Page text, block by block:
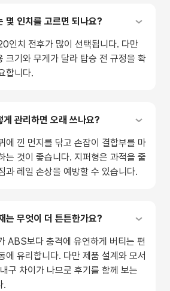
몇 인치를 고르면 되나요?
인치 전후가 많이 선택됩니다. 다만
크기와 무게가 달라 탑승 전 규정을 확
합니다.
게 관리하면 오래 쓰나요?
에 낀 먼지를 닦고 손잡이 결합부를 마
는 것이 좋습니다. 지퍼형은 과적을 줄
과 레일 손상을 예방할 수 있습니다.
는 무엇이 더 튼튼한가요?
ABS보다 충격에 유연하게 버티는 편
에 유리합니다. 다만 제품 설계와 모서
구 차이가 나므로 후기를 함께 보는
.